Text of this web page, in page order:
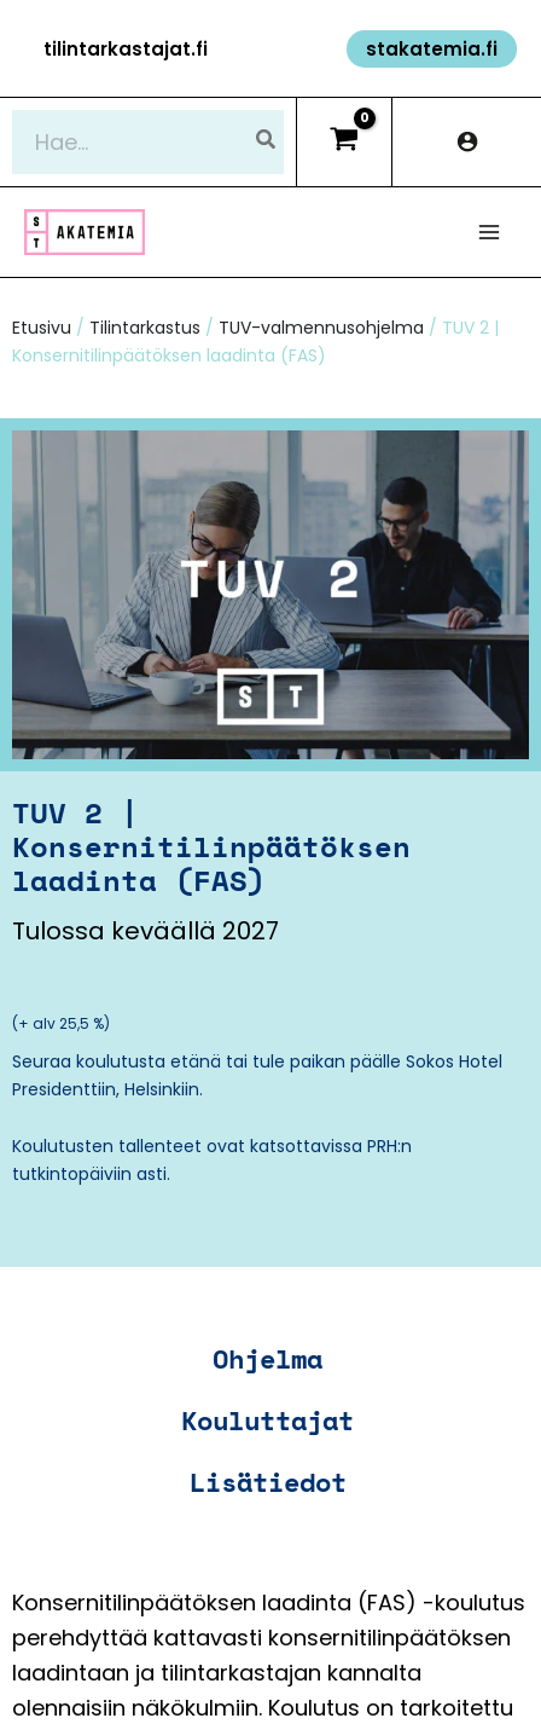
sisältöön
tilintarkastajat.fi stakatemia.fi
Etusivu / Tilintarkastus / TUV-valmennusohjelma / TUV 2 |
Konsernitilinpäätöksen laadinta (FAS)
TUV 2 |
Konsernitilinpäätöksen
laadinta (FAS)
Tulossa keväällä 2027
(+ alv 25,5 %)
Seuraa koulutusta etänä tai tule paikan päälle Sokos Hotel
Presidenttiin, Helsinkiin.
Koulutusten tallenteet ovat katsottavissa PRH:n
tutkintopäiviin asti.
Ohjelma
Kouluttajat
Lisätiedot
Konsernitilinpäätöksen laadinta (FAS) -koulutus
perehdyttää kattavasti konsernitilinpäätöksen
laadintaan ja tilintarkastajan kannalta
olennaisiin näkökulmiin. Koulutus on tarkoitettu